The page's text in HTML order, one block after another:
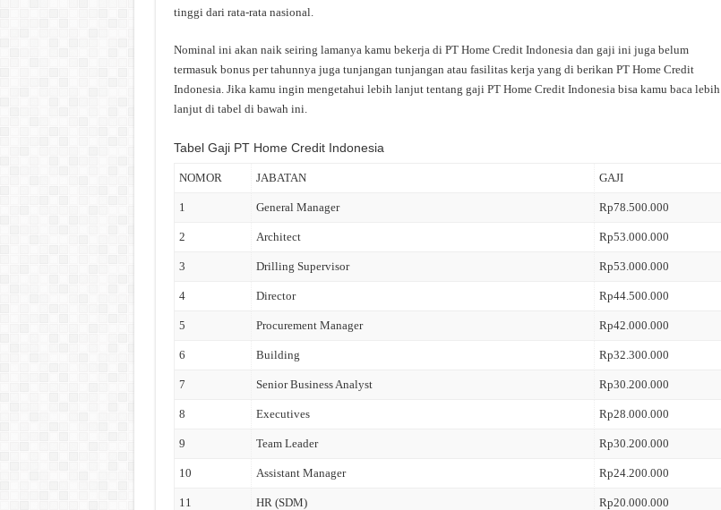
tinggi dari rata-rata nasional.
Nominal ini akan naik seiring lamanya kamu bekerja di PT Home Credit Indonesia dan gaji ini juga belum
termasuk bonus per tahunnya juga tunjangan tunjangan atau fasilitas kerja yang di berikan PT Home Credit
Indonesia. Jika kamu ingin mengetahui lebih lanjut tentang gaji PT Home Credit Indonesia bisa kamu baca lebih
lanjut di tabel di bawah ini.
Tabel Gaji PT Home Credit Indonesia
NOMOR JABATAN GAJI
1 General Manager Rp78.500.000
2 Architect Rp53.000.000
3 Drilling Supervisor Rp53.000.000
4 Director Rp44.500.000
5 Procurement Manager Rp42.000.000
6 Building Rp32.300.000
7 Senior Business Analyst Rp30.200.000
8 Executives Rp28.000.000
9 Team Leader Rp30.200.000
10 Assistant Manager Rp24.200.000
11 HR (SDM) Rp20.000.000